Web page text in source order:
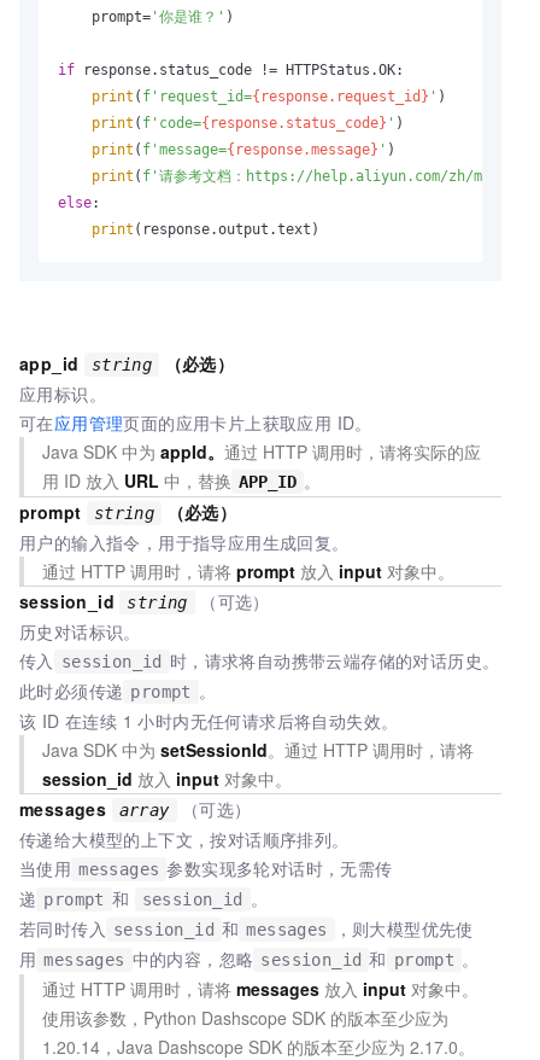
    prompt=
'你是谁？' )
if response.status_code != HTTPStatus.OK:
print ( f'request_id={response.request_id} ' )
print ( f'code={response.status_code} ' )
print ( f'message={response.message} ' )
print ( f'请参考文档：https://help.aliyun.com/zh/
else:
print (response.output.text)
app_id string
（必选）
应用标识。
可在应用管理页面的应用卡片上获取应用 ID。
Java SDK 中为appId。通过 HTTP 调用时，请将实际的应
用 ID 放入 URL 中，替换 APP_ID 。
prompt
string
（必选）
用户的输入指令，用于指导应用生成回复。
通过 HTTP 调用时，请将 prompt 放入 input 对象中。
session_id
string
（可选）
历史对话标识。
传入
session_id
时，请求将自动携带云端存储的对话历史。
此时必须传递 prompt
。
该 ID 在连续 1 小时内无任何请求后将自动失效。
Java SDK 中为 setSessionId。通过 HTTP 调用时，请将
session_id 放入 input 对象中。
messages
array
（可选）
传递给大模型的上下文，按对话顺序排列。
当使用 messages 参数实现多轮对话时，无需传
递 prompt 和 session_id
。
若同时传入
session_id 和 messages
，则大模型优先使
用 messages 中的内容，忽略 session_id 和 prompt 。
通过 HTTP 调用时，请将messages 放入 input 对象中。
使用该参数，Python Dashscope SDK 的版本至少应为
1.20.14，Java Dashscope SDK 的版本至少应为 2.17.0。